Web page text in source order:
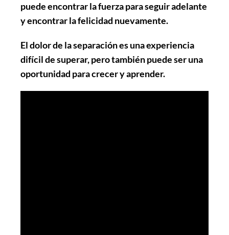
puede encontrar la fuerza para seguir adelante
y encontrar la felicidad nuevamente.
El dolor de la separación es una experiencia
difícil de superar, pero también puede ser una
oportunidad para crecer y aprender.